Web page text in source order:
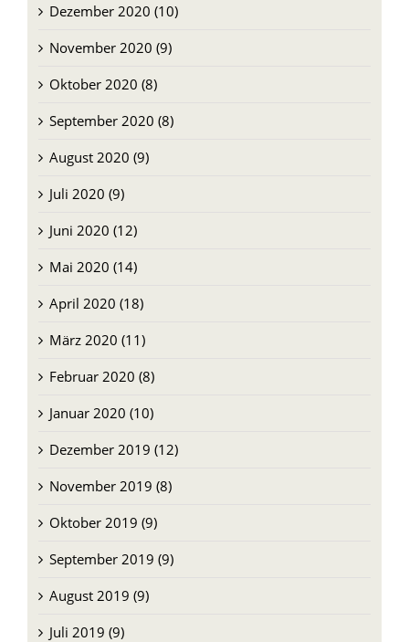
Dezember 2020 (10)
November 2020 (9)
Oktober 2020 (8)
September 2020 (8)
August 2020 (9)
Juli 2020 (9)
Juni 2020 (12)
Mai 2020 (14)
April 2020 (18)
März 2020 (11)
Februar 2020 (8)
Januar 2020 (10)
Dezember 2019 (12)
November 2019 (8)
Oktober 2019 (9)
September 2019 (9)
August 2019 (9)
Juli 2019 (9)